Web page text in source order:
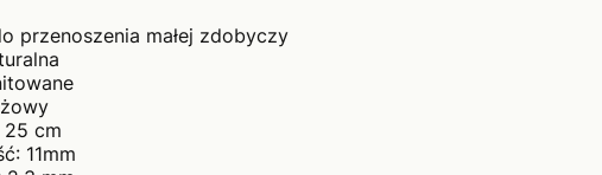
przenoszenia małej zdobyczy
25 cm
11mm